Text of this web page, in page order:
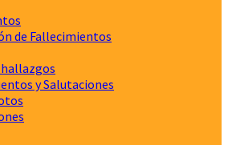
de Fallecimientos
y Salutaciones